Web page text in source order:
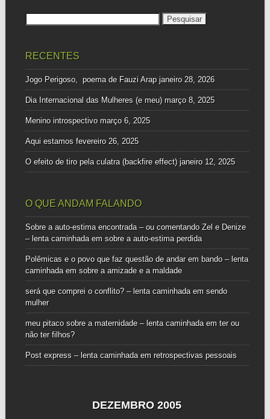
RECENTES
Jogo Perigoso, poema de Fauzi Arap janeiro 28, 2026
Dia Internacional das Mulheres (e meu) março 8, 2025
Menino introspectivo março 6, 2025
Aqui estamos fevereiro 26, 2025
O efeito de tiro pela culatra (backfire effect) janeiro 12, 2025
O QUE ANDAM FALANDO
Sobre a auto-estima encontrada – ou comentando Zel e Denize
– lenta caminhadaem sobre a auto-estima perdida
Polêmicas e o povo que faz questão de andar em bando – lenta
caminhadaem sobre a amizade e a maldade
será que comprei o conflito? – lenta caminhadaem sendo
mulher
meu pitaco sobre a maternidade – lenta caminhadaem ter ou
não ter filhos?
Post express – lenta caminhadaem retrospectivas pessoais
DEZEMBRO 2005